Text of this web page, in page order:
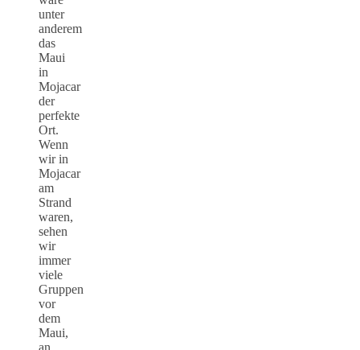
unter
anderem
das
Maui
in
Mojacar
der
perfekte
Ort.
Wenn
wir in
Mojacar
am
Strand
waren,
sehen
wir
immer
viele
Gruppen
vor
dem
Maui,
an